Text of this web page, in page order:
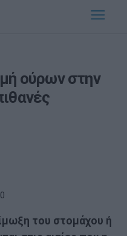
ούρων στην
του στομάχου ή